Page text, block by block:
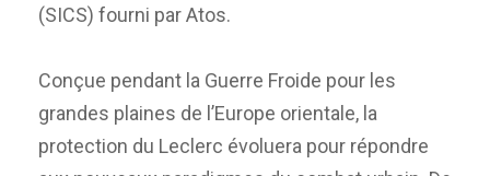
(SICS) fourni par Atos.
Conçue pendant la Guerre Froide pour les
grandes plaines de l’Europe orientale, la
protection du Leclerc évoluera pour répondre